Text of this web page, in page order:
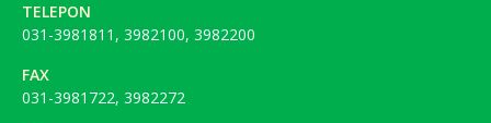
TELEPON
031-3981811, 3982100, 3982200
FAX
031-3981722, 3982272